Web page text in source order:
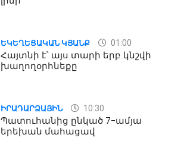
ԵԿԵՂԵՑԱԿԱՆ ԿՅԱՆՔ 01:00
Հայտնի է՝ այս տարի երբ կնշվի
խաղողօրհնեքը
ԻՐԱԴԱՐՁԱՅԻՆ 10:30
Պատուհանից ընկած 7-ամյա
երեխան մահացավ